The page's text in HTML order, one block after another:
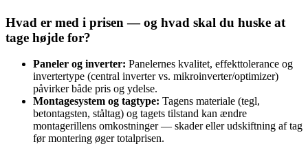
Hvad er med i prisen — og hvad skal du huske at
tage højde for?
Paneler og inverter: Panelernes kvalitet, effekttolerance og
invertertype (central inverter vs. mikroinverter/optimizer)
påvirker både pris og ydelse.
Montagesystem og tagtype: Tagens materiale (tegl,
betontagsten, ståltag) og tagets tilstand kan ændre
montagerillens omkostninger — skader eller udskiftning af tag
før montering øger totalprisen.